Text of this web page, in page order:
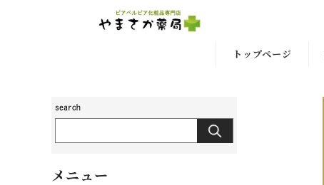
トップページ
メニュー